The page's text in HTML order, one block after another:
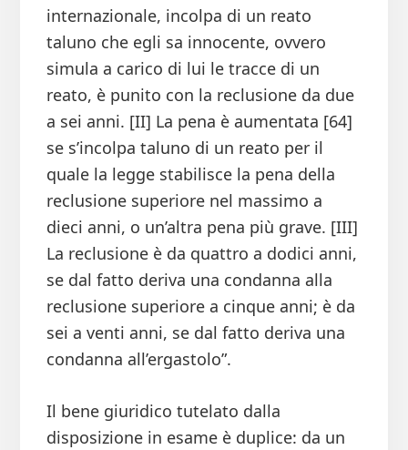
internazionale, incolpa di un reato
taluno che egli sa innocente, ovvero
simula a carico di lui le tracce di un
reato, è punito con la reclusione da due
a sei anni. [II] La pena è aumentata [64]
se s’incolpa taluno di un reato per il
quale la legge stabilisce la pena della
reclusione superiore nel massimo a
dieci anni, o un’altra pena più grave. [III]
La reclusione è da quattro a dodici anni,
se dal fatto deriva una condanna alla
reclusione superiore a cinque anni; è da
sei a venti anni, se dal fatto deriva una
condanna all’ergastolo”.
Il bene giuridico tutelato dalla
disposizione in esame è duplice: da un